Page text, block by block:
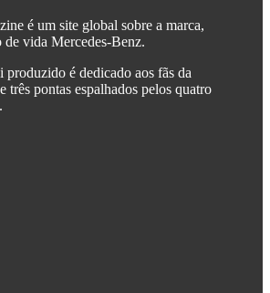
é um site global sobre a marca,
de vida Mercedes-Benz.
produzido é dedicado aos fãs da
três pontas espalhados pelos quatro